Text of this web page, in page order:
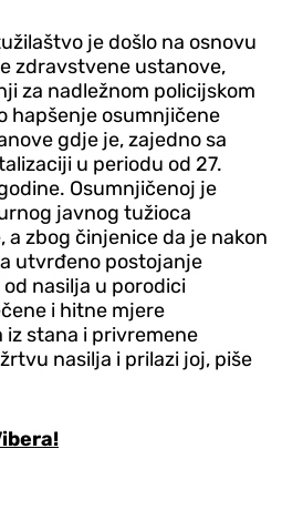
je došlo na osnovu
zdravstvene ustanove,
za nadležnom policijskom
hapšenje osumnjičene
gdje je, zajedno sa
u periodu od 27.
Osumnjičenoj je
javnog tužioca
a zbog činjenice da je nakon
utvrđeno postojanje
nasilja u porodici
i hitne mjere
stana i privremene
nasilja i prilazi joj, piše